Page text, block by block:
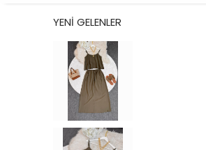
YENİ GELENLER